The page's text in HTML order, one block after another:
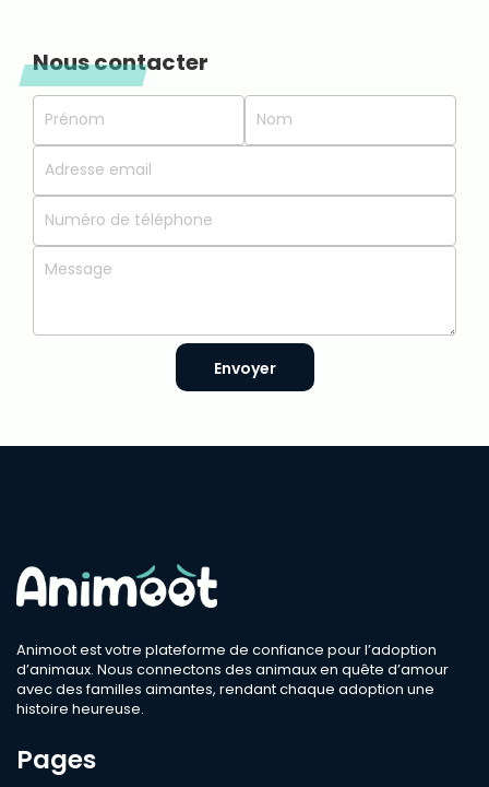
Nous contacter
Envoyer
Animoot est votre plateforme de confiance pour l’adoption
d’animaux. Nous connectons des animaux en quête d’amour
avec des familles aimantes, rendant chaque adoption une
histoire heureuse.
Pages